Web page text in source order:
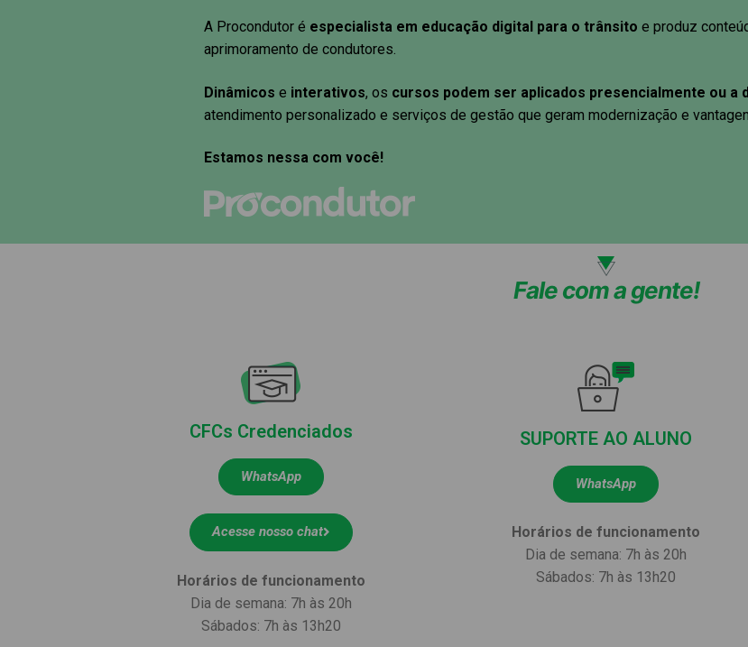
A Procondutor é especialista em educação digital para o trânsito e produz
aprimoramento de condutores.
Dinâmicos e interativos, os cursos podem ser aplicados presencialmente ou a
atendimento personalizado e serviços de gestão que geram modernização e
Estamos nessa com você!
Fale com a gente!
CFCs Credenciados
WhatsApp
Acesse nosso chat
Horários de funcionamento
Dia de semana: 7h às 20h
Sábados: 7h às 13h20
SUPORTE AO ALUNO
WhatsApp
Horários de funcionamento
Dia de semana: 7h às 20h
Sábados: 7h às 13h20